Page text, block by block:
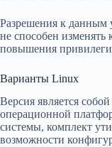
Разрешения к данным
не способен изменять
повышения
Варианты Linux
Версия является
операционной
системы, комплект
возможности